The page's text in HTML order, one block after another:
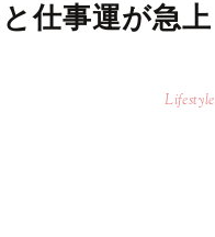
仕事運が急上
Lifestyle